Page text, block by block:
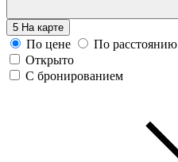
5 На карте
По цене
По расстоянию
Открыто
С бронированием